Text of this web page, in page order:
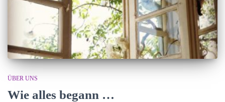
ÜBER UNS
Wie alles begann …